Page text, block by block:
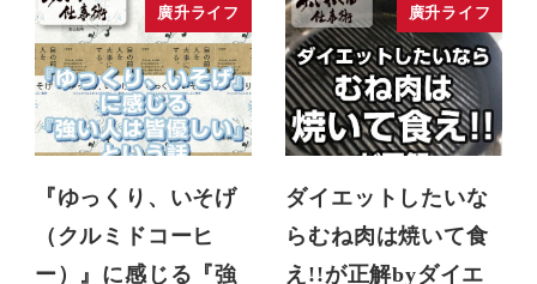
廣升ライフ
『ゆっくり、いそげ
（クルミドコーヒ
ー）』に感じる『強
廣升ライフ
ダイエットしたいな
らむね肉は焼いて食
え!!が正解byダイエ